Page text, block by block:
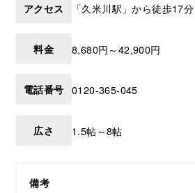
アクセス 「久米川駅」から徒歩17分
料金 8,680円～42,900円
電話番号 0120-365-045
広さ 1.5帖～8帖
備考